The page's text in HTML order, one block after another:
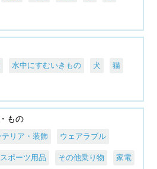
水中にすむいきもの 犬 猫
もの
テリア・装飾 ウェアラブル
スポーツ用品 その他乗り物 家電